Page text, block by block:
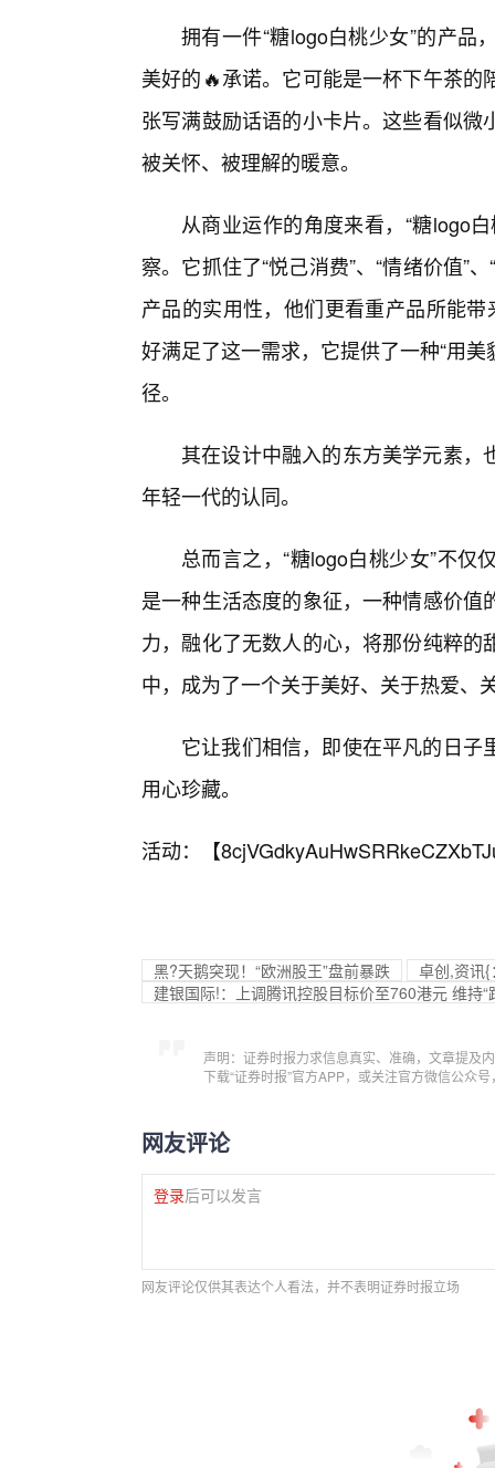
拥有一件“糖logo白桃少女”的产品
美好的🔥承诺。它可能是一杯下午茶
张写满鼓励话语的小卡片。这些看似
被关怀、被理解的暖意。
从商业运作的角度来看，“糖logo
察。它抓住了“悦己消费”、“情绪价值”
产品的实用性，他们更看重产品所能
好满足了这一需求，它提供了一种“用
径。
其在设计中融入的东方美学元素
年轻一代的认同。
总而言之，“糖logo白桃少女”不
是一种生活态度的象征，一种情感价
力，融化了无数人的心，将那份纯粹
中，成为了一个关于美好、关于热爱、
它让我们相信，即使在平凡的日
用心珍藏。
活动：【
黑?天鹅突现！“欧洲股王”盘前暴跌
卓创,资讯
建银国际!：上调腾讯控股目标价至760港元 维持“
声明：证券时报力求信息真实、准确，文章提及
下载“证券时报”官方APP，或关注官方微信公众
网友评论
登录后可以发言
网友评论仅供其表达个人看法，并不表明证券时报立场